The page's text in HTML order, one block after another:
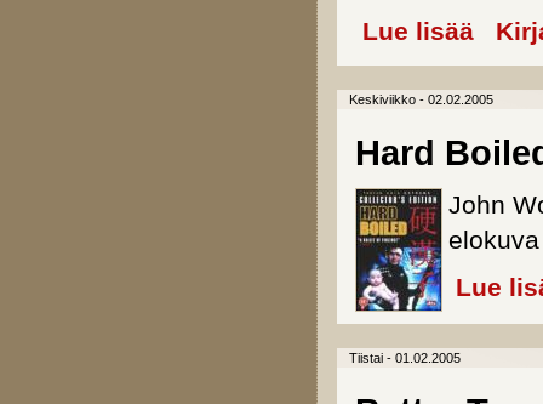
Lue lisää about
Keskiviikko - 02.02.2005
Hard
John
Lue
Tiistai - 01.02.2005